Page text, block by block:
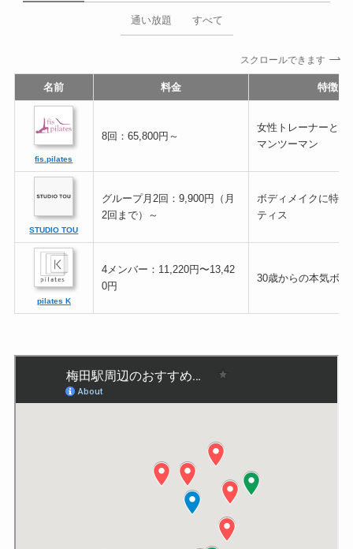
通い放題 すべて
スクロールできます
名前 料金 特徴
fis.pilates
8回：65,800円～
女性トレーナーと完
マンツーマン
STUDIO TOU
グループ月2回：9,900円（月
2回まで）～
ボディメイクに特化
ティス
pilates K
4メンバー：11,220円〜13,42
0円
30歳からの本気ボデ